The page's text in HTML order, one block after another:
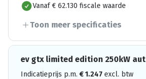
Vanaf € 62.130 fiscale waarde
Toon meer specificaties
ev gtx limited edition 250kW aut
Indicatieprijs p.m. €1.247 excl. btw